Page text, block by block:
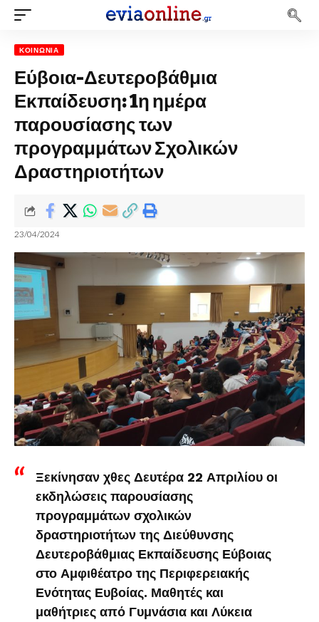
ΚΟΙΝΩΝΊΑ
Εύβοια-Δευτεροβάθμια
Εκπαίδευση: 1η ημέρα
παρουσίασης των
προγραμμάτων Σχολικών
Δραστηριοτήτων
23/04/2024
Ξεκίνησαν χθες Δευτέρα 22 Απριλίου οι
εκδηλώσεις παρουσίασης
προγραμμάτων σχολικών
δραστηριοτήτων της Διεύθυνσης
Δευτεροβάθμιας Εκπαίδευσης Εύβοιας
στο Αμφιθέατρο της Περιφερειακής
Ενότητας Ευβοίας. Μαθητές και
μαθήτριες από Γυμνάσια και Λύκεια